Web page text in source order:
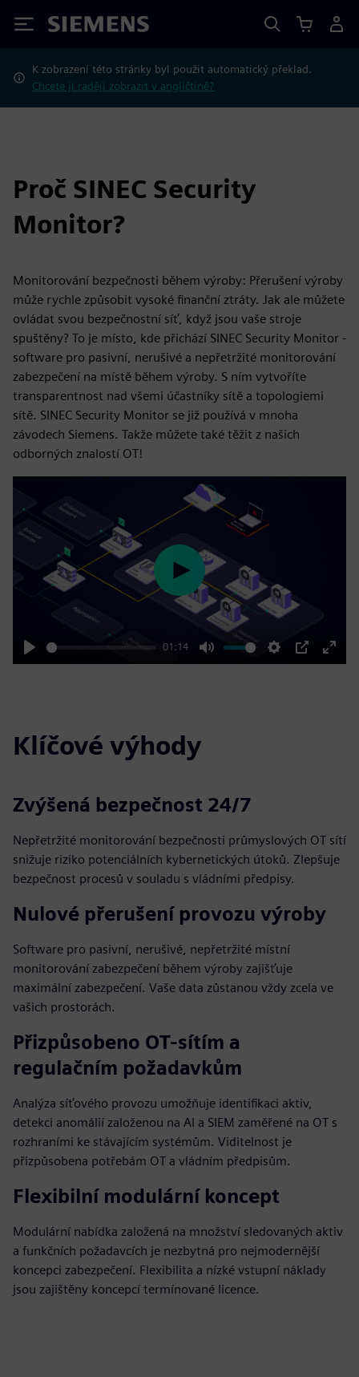
Siemens
K zobrazení této stránky byl použit automatický překlad.
Chcete ji raději zobrazit v angličtině?
Proč SINEC Security
Monitor?
Monitorování bezpečnosti během výroby: Přerušení výroby
může rychle způsobit vysoké finanční ztráty. Jak ale můžete
ovládat svou bezpečnostní síť, když jsou vaše stroje
spuštěny? To je místo, kde přichází SINEC Security Monitor -
software pro pasivní, nerušivé a nepřetržité monitorování
zabezpečení na místě během výroby. S ním vytvoříte
transparentnost nad všemi účastníky sítě a topologiemi
sítě. SINEC Security Monitor se již používá v mnoha
závodech Siemens. Takže můžete také těžit z našich
odborných znalostí OT!
Play
01:14
Mute Settings
PIP
Enter
Play
Klíčové výhody
Zvýšená bezpečnost 24/7
Nepřetržité monitorování bezpečnosti průmyslových OT sítí
snižuje riziko potenciálních kybernetických útoků. Zlepšuje
bezpečnost procesů v souladu s vládními předpisy.
Nulové přerušení provozu výroby
Software pro pasivní, nerušivé, nepřetržité místní
monitorování zabezpečení během výroby zajišťuje
maximální zabezpečení. Vaše data zůstanou vždy zcela ve
vašich prostorách.
Přizpůsobeno OT-sítím a
regulačním požadavkům
Analýza síťového provozu umožňuje identifikaci aktiv,
detekci anomálií založenou na AI a SIEM zaměřené na OT s
rozhraními ke stávajícím systémům. Viditelnost je
přizpůsobena potřebám OT a vládním předpisům.
Flexibilní modulární koncept
Modulární nabídka založená na množství sledovaných aktiv
a funkčních požadavcích je nezbytná pro nejmodernější
koncepci zabezpečení. Flexibilita a nízké vstupní náklady
jsou zajištěny koncepcí termínované licence.